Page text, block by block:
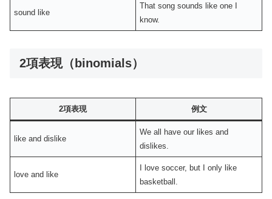
sound like
That song sounds like one I
know.
2項表現（binomials）
2項表現 例文
like and dislike
We all have our likes and
dislikes.
love and like
I love soccer, but I only like
basketball.